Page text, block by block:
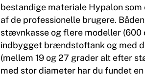
bestandige materiale Hypalon
af de professionelle brugere.
stævnkasse og flere modeller (600
indbygget brændstoftank og med
(mellem 19 og 27 grader alt efter
med stor diameter har du fundet